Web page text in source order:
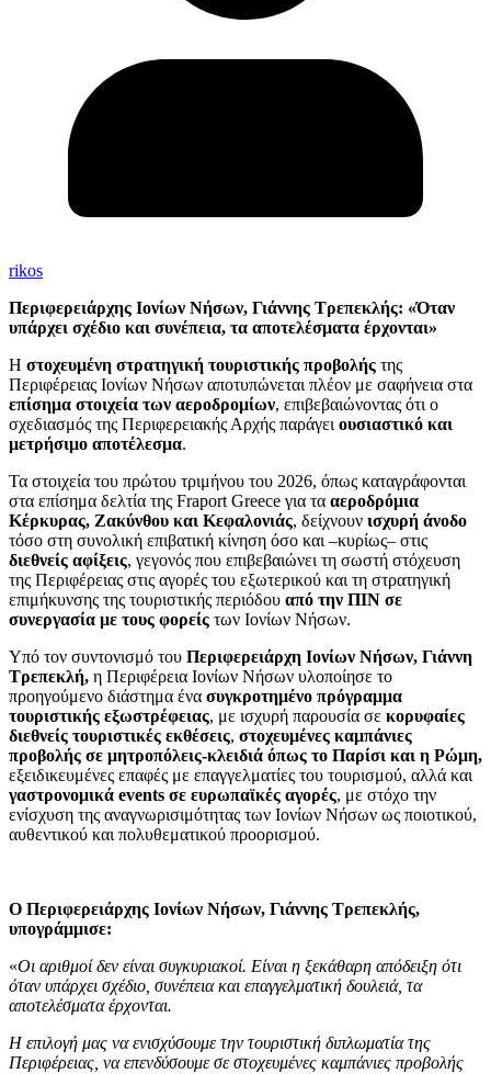
rikos
Περιφερειάρχης Ιονίων Νήσων, Γιάννης Τρεπεκλής: «Όταν
υπάρχει σχέδιο και συνέπεια, τα αποτελέσματα έρχονται»
Η στοχευμένη στρατηγική τουριστικής προβολής της
Περιφέρειας Ιονίων Νήσων αποτυπώνεται πλέον με σαφήνεια στα
επίσημα στοιχεία των αεροδρομίων, επιβεβαιώνοντας ότι ο
σχεδιασμός της Περιφερειακής Αρχής παράγει ουσιαστικό και
μετρήσιμο αποτέλεσμα.
Τα στοιχεία του πρώτου τριμήνου του 2026, όπως καταγράφονται
στα επίσημα δελτία της Fraport Greece για τα αεροδρόμια
Κέρκυρας, Ζακύνθου και Κεφαλονιάς, δείχνουν ισχυρή άνοδο
τόσο στη συνολική επιβατική κίνηση όσο και –κυρίως– στις
διεθνείς αφίξεις, γεγονός που επιβεβαιώνει τη σωστή στόχευση
της Περιφέρειας στις αγορές του εξωτερικού και τη στρατηγική
επιμήκυνσης της τουριστικής περιόδου από την ΠΙΝ σε
συνεργασία με τους φορείς των Ιονίων Νήσων.
Υπό τον συντονισμό του Περιφερειάρχη Ιονίων Νήσων, Γιάννη
Τρεπεκλή, η Περιφέρεια Ιονίων Νήσων υλοποίησε το
προηγούμενο διάστημα ένα συγκροτημένο πρόγραμμα
τουριστικής εξωστρέφειας, με ισχυρή παρουσία σε κορυφαίες
διεθνείς τουριστικές εκθέσεις, στοχευμένες καμπάνιες
προβολής σε μητροπόλεις-κλειδιά όπως το Παρίσι και η Ρώμη,
εξειδικευμένες επαφές με επαγγελματίες του τουρισμού, αλλά και
γαστρονομικά events σε ευρωπαϊκές αγορές, με στόχο την
ενίσχυση της αναγνωρισιμότητας των Ιονίων Νήσων ως ποιοτικού,
αυθεντικού και πολυθεματικού προορισμού.
Ο Περιφερειάρχης Ιονίων Νήσων, Γιάννης Τρεπεκλής,
υπογράμμισε:
«Οι αριθμοί δεν είναι συγκυριακοί. Είναι η ξεκάθαρη απόδειξη ότι
όταν υπάρχει σχέδιο, συνέπεια και επαγγελματική δουλειά, τα
αποτελέσματα έρχονται.
Η επιλογή μας να ενισχύσουμε την τουριστική διπλωματία της
Περιφέρειας, να επενδύσουμε σε στοχευμένες καμπάνιες προβολής